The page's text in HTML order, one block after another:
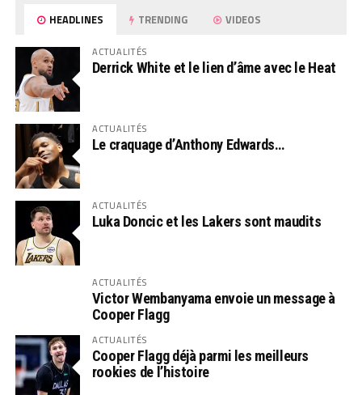
HEADLINES TRENDING VIDEOS
ACTUALITÉS
Derrick White et le lien d’âme avec le Heat
ACTUALITÉS
Le craquage d’Anthony Edwards…
ACTUALITÉS
Luka Doncic et les Lakers sont maudits
ACTUALITÉS
Victor Wembanyama envoie un message à
Cooper Flagg
ACTUALITÉS
Cooper Flagg déjà parmi les meilleurs
rookies de l’histoire